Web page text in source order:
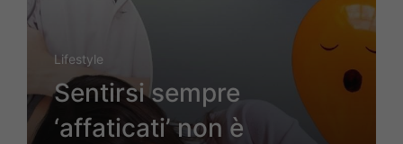
Lifestyle
Sentirsi sempre
‘affaticati’ non è